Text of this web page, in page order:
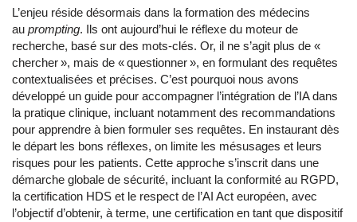
L’enjeu réside désormais dans la formation des médecins
au prompting. Ils ont aujourd’hui le réflexe du moteur de
recherche, basé sur des mots-clés. Or, il ne s’agit plus de «
chercher », mais de « questionner », en formulant des requêtes
contextualisées et précises. C’est pourquoi nous avons
développé un guide pour accompagner l’intégration de l’IA dans
la pratique clinique, incluant notamment des recommandations
pour apprendre à bien formuler ses requêtes. En instaurant dès
le départ les bons réflexes, on limite les mésusages et leurs
risques pour les patients. Cette approche s’inscrit dans une
démarche globale de sécurité, incluant la conformité au RGPD,
la certification HDS et le respect de l’AI Act européen, avec
l’objectif d’obtenir, à terme, une certification en tant que dispositif